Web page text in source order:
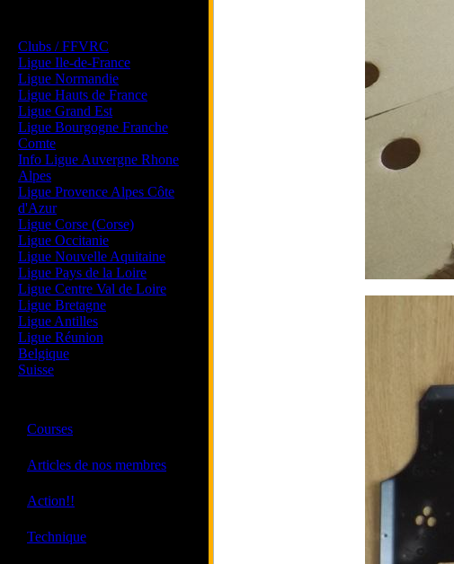
Clubs / FFVRC
Ligue Ile-de-France
Ligue Normandie
Ligue Hauts de France
Ligue Grand Est
Ligue Bourgogne Franche
Comte
Info Ligue Auvergne Rhone
Alpes
Ligue Provence Alpes Côte
d'Azur
Ligue Corse (Corse)
Ligue Occitanie
Ligue Nouvelle Aquitaine
Ligue Pays de la Loire
Ligue Centre Val de Loire
Ligue Bretagne
Ligue Antilles
Ligue Réunion
Belgique
Suisse
Courses
Articles de nos membres
Action!!
Technique